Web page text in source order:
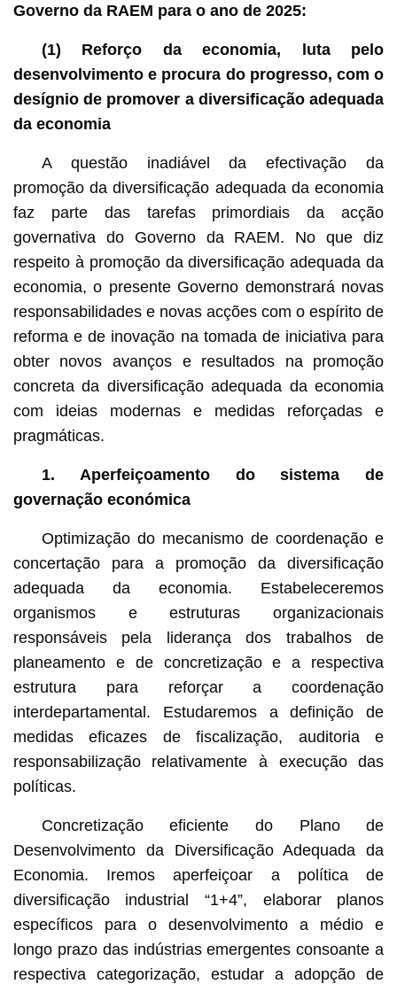
Governo da RAEM para o ano de 2025:
(1) Reforço da economia, luta pelo
desenvolvimento e procura do progresso, com o
desígnio de promover a diversificação adequada
da economia
A questão inadiável da efectivação da
promoção da diversificação adequada da economia
faz parte das tarefas primordiais da acção
governativa do Governo da RAEM. No que diz
respeito à promoção da diversificação adequada da
economia, o presente Governo demonstrará novas
responsabilidades e novas acções com o espírito de
reforma e de inovação na tomada de iniciativa para
obter novos avanços e resultados na promoção
concreta da diversificação adequada da economia
com ideias modernas e medidas reforçadas e
pragmáticas.
1. Aperfeiçoamento do sistema de
governação económica
Optimização do mecanismo de coordenação e
concertação para a promoção da diversificação
adequada da economia. Estabeleceremos
organismos e estruturas organizacionais
responsáveis pela liderança dos trabalhos de
planeamento e de concretização e a respectiva
estrutura para reforçar a coordenação
interdepartamental. Estudaremos a definição de
medidas eficazes de fiscalização, auditoria e
responsabilização relativamente à execução das
políticas.
Concretização eficiente do Plano de
Desenvolvimento da Diversificação Adequada da
Economia. Iremos aperfeiçoar a política de
diversificação industrial “1+4”, elaborar planos
específicos para o desenvolvimento a médio e
longo prazo das indústrias emergentes consoante a
respectiva categorização, estudar a adopção de